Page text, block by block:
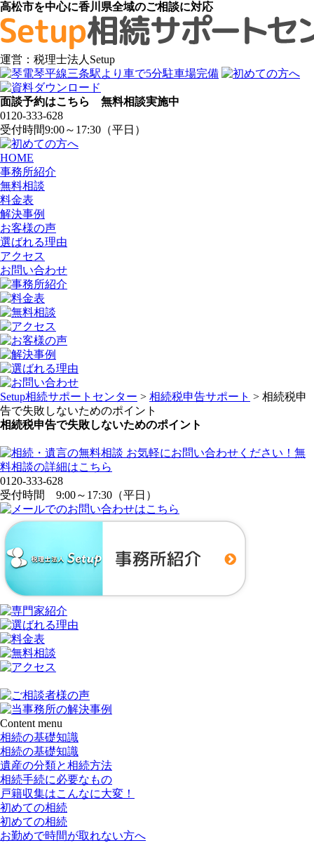
高松市を中心に香川県全域のご相談に対応
運営：税理士法人Setup
面談予約はこちら 無料相談実施中
0120-333-628
受付時間9:00～17:30（平日）
HOME
事務所紹介
無料相談
料金表
解決事例
お客様の声
選ばれる理由
アクセス
お問い合わせ
Setup相続サポートセンター > 相続税申告サポート > 相続税申
告で失敗しないためのポイント
相続税申告で失敗しないためのポイント
0120-333-628
受付時間 9:00～17:30（平日）
Content menu
相続の基礎知識
相続の基礎知識
遺産の分類と相続方法
相続手続に必要なもの
戸籍収集はこんなに大変！
初めての相続
初めての相続
お勤めで時間が取れない方へ